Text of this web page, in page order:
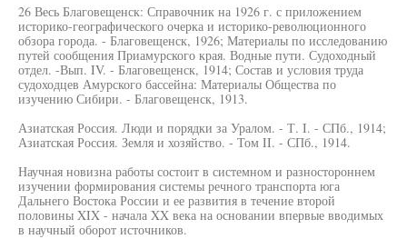
26 Весь Благовещенск: Справочник на 1926 г. с приложением
историко-географического очерка и историко-революционного
обзора города. - Благовещенск, 1926; Материалы по исследованию
путей сообщения Приамурского края. Водные пути. Судоходный
отдел. -Вып. IV. - Благовещенск, 1914; Состав и условия труда
судоходцев Амурского бассейна: Материалы Общества по
изучению Сибири. - Благовещенск, 1913.
Азиатская Россия. Люди и порядки за Уралом. - Т. I. - СПб., 1914;
Азиатская Россия. Земля и хозяйство. - Том II. - СПб., 1914.
Научная новизна работы состоит в системном и разностороннем
изучении формирования системы речного транспорта юга
Дальнего Востока России и ее развития в течение второй
половины XIX - начала XX века на основании впервые вводимых
в научный оборот источников.